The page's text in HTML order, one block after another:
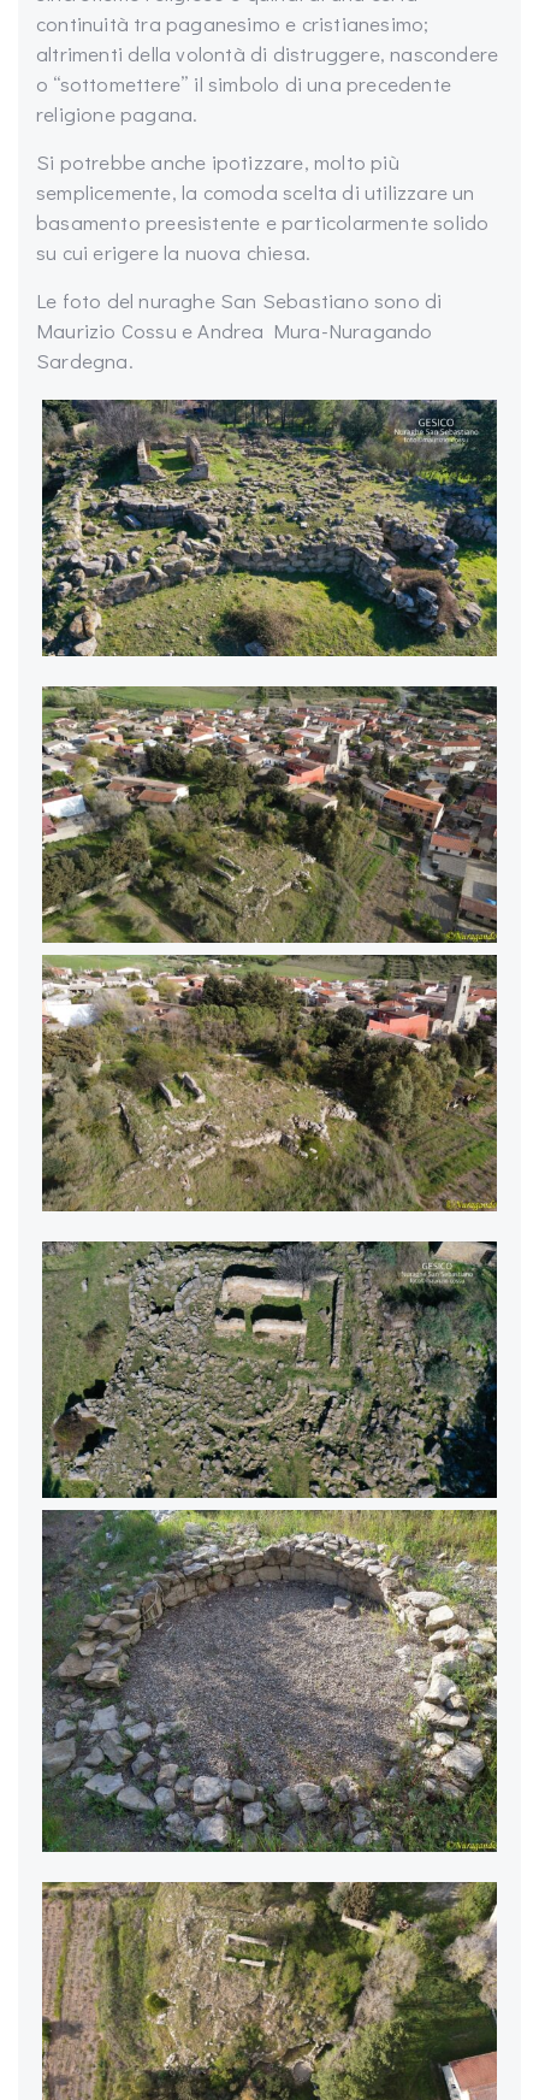
continuità tra paganesimo e cristianesimo;
altrimenti della volontà di distruggere, nascondere
o “sottomettere” il simbolo di una precedente
religione pagana.
Si potrebbe anche ipotizzare, molto più
semplicemente, la comoda scelta di utilizzare un
basamento preesistente e particolarmente solido
su cui erigere la nuova chiesa.
Le foto del nuraghe San Sebastiano sono di
Maurizio Cossu e Andrea Mura-Nuragando
Sardegna.